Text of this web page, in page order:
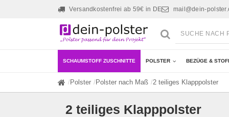
Versandkostenfrei ab 59€ in DE mail@dein-
SCHAUMSTOFF ZUSCHNITTE POLSTER BEZÜGE &
Polster Polster nach Maß 2 teiliges Klapppolster
2 teiliges Klapppolster